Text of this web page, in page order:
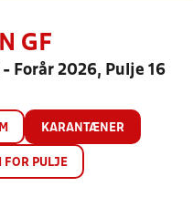
GF
- Forår 2026, Pulje 16
KARANTÆNER
FOR PULJE